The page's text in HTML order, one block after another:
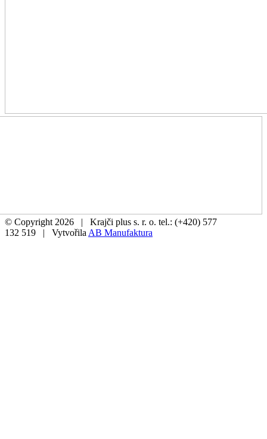
© Copyright 2026 | Krajči plus s. r. o. tel.: (+420) 577
132 519 | Vytvořila AB Manufaktura